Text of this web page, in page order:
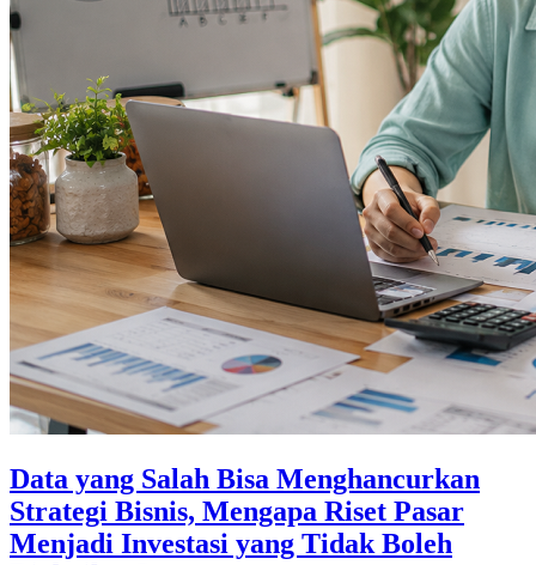
Data yang Salah Bisa Menghancurkan
Strategi Bisnis, Mengapa Riset Pasar
Menjadi Investasi yang Tidak Boleh